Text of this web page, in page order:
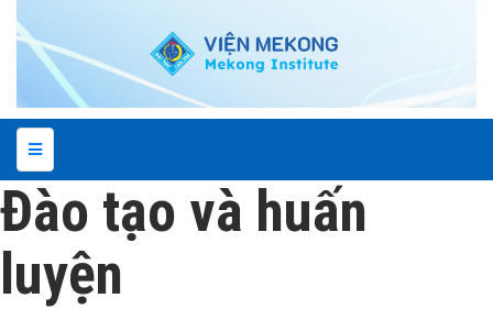
Đào tạo và huấn
luyện